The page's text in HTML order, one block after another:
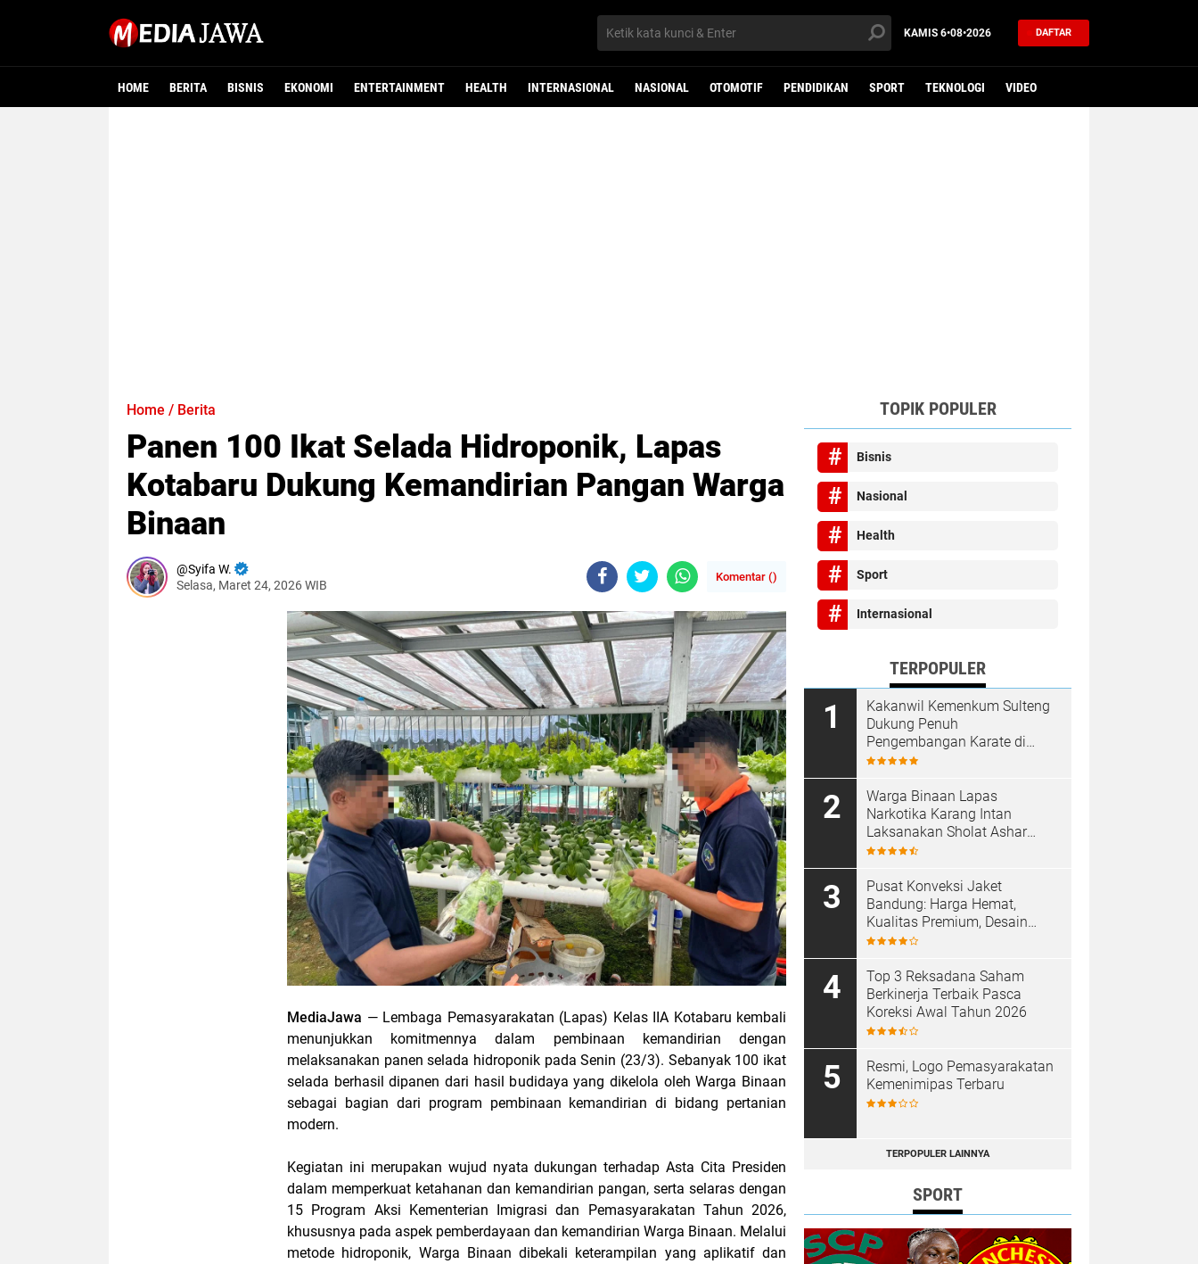
KAMIS 6•08•2026 DAFTAR
HOME BERITA BISNIS EKONOMI ENTERTAINMENT HEALTH INTERNASIONAL NASIONAL OTOMOTIF PENDIDIKAN SPORT TEKNOLOGI VIDEO
Home / Berita
Panen 100 Ikat Selada Hidroponik, Lapas
Kotabaru Dukung Kemandirian Pangan Warga
Binaan
Syifa W.
Selasa, Maret 24, 2026 WIB
Komentar ()
MediaJawa — Lembaga Pemasyarakatan (Lapas) Kelas IIA Kotabaru kembali
menunjukkan komitmennya dalam pembinaan kemandirian dengan
melaksanakan panen selada hidroponik pada Senin (23/3). Sebanyak 100 ikat
selada berhasil dipanen dari hasil budidaya yang dikelola oleh Warga Binaan
sebagai bagian dari program pembinaan kemandirian di bidang pertanian
modern.
Kegiatan ini merupakan wujud nyata dukungan terhadap Asta Cita Presiden
dalam memperkuat ketahanan dan kemandirian pangan, serta selaras dengan
15 Program Aksi Kementerian Imigrasi dan Pemasyarakatan Tahun 2026,
khususnya pada aspek pemberdayaan dan kemandirian Warga Binaan. Melalui
metode hidroponik, Warga Binaan dibekali keterampilan yang aplikatif dan
TOPIK POPULER
Bisnis
Nasional
Health
Sport
Internasional
TERPOPULER
Kakanwil Kemenkum Sulteng
Dukung Penuh
Pengembangan Karate di
Bumi Seribu Megalith
Warga Binaan Lapas
Narkotika Karang Intan
Laksanakan Sholat Ashar
Berjamaah di Masjid At-
Pusat Konveksi Jaket
Bandung: Harga Hemat,
Kualitas Premium, Desain
Custom
Top 3 Reksadana Saham
Berkinerja Terbaik Pasca
Koreksi Awal Tahun 2026
Resmi, Logo Pemasyarakatan
Kemenimipas Terbaru
TERPOPULER LAINNYA
SPORT